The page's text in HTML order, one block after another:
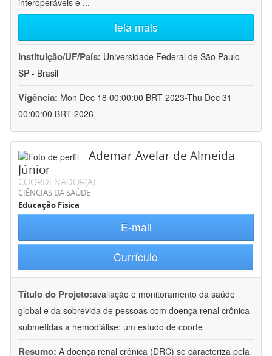
interoperáveis e ...
leia mais
Instituição/UF/País: Universidade Federal de São Paulo -
SP - Brasil
Vigência: Mon Dec 18 00:00:00 BRT 2023-Thu Dec 31
00:00:00 BRT 2026
Ademar Avelar de Almeida
Júnior
COORDENADOR(A)
CIÊNCIAS DA SAÚDE
Educação Física
E-mail
Currículo
Título do Projeto:avaliação e monitoramento da saúde
global e da sobrevida de pessoas com doença renal crônica
submetidas a hemodiálise: um estudo de coorte
Resumo: A doença renal crônica (DRC) se caracteriza pela